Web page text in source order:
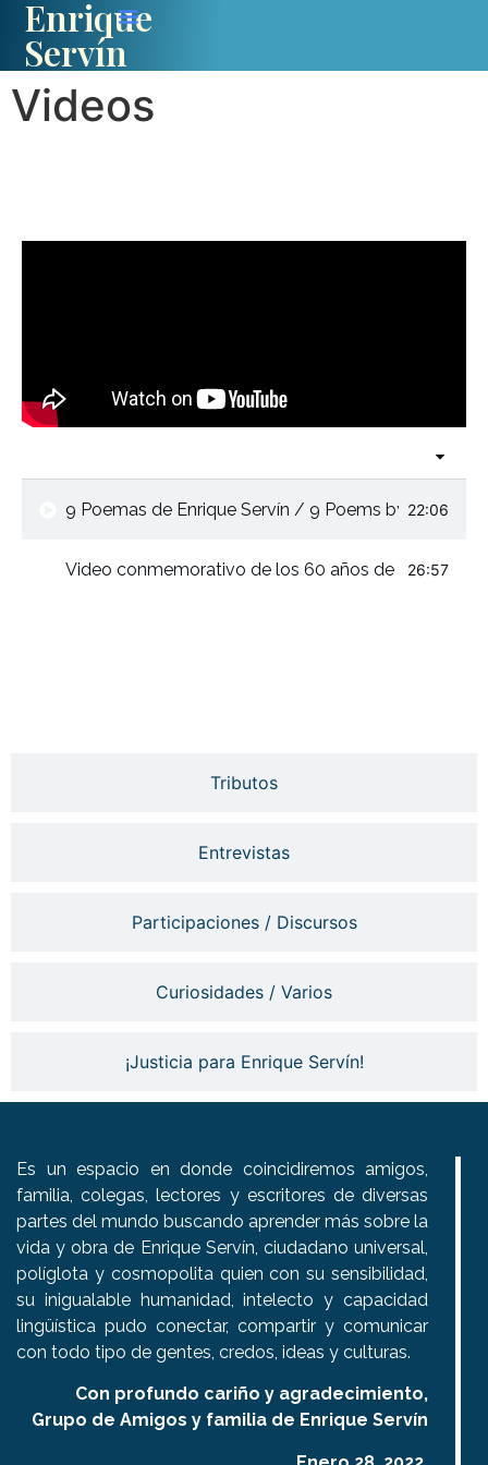
Enrique
Servín
Videos
Tributos
Entrevistas
Participaciones / Discursos
Curiosidades / Varios
¡Justicia para Enrique Servín!
9 Poemas de Enrique Servín / 9 Poems by Enrique
22:06
Video conmemorativo de los 60 años de Enrique
26:57
Es un espacio en donde coincidiremos amigos,
familia, colegas, lectores y escritores de diversas
partes del mundo buscando aprender más sobre la
vida y obra de Enrique Servín, ciudadano universal,
políglota y cosmopolita quien con su sensibilidad,
su inigualable humanidad, intelecto y capacidad
lingüística pudo conectar, compartir y comunicar
con todo tipo de gentes, credos, ideas y culturas.
Con profundo cariño y agradecimiento,
Grupo de Amigos y familia de Enrique Servín